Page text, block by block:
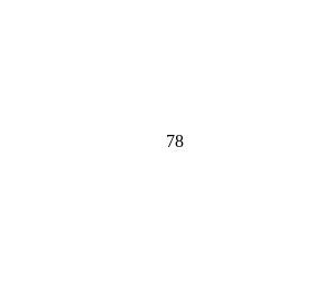
78